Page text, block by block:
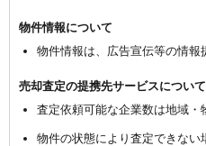
物件情報について
物件情報は、広告宣伝等の情報
売却査定の提携先サービスについて
査定依頼可能な企業数は地域・
物件の状態により査定できない